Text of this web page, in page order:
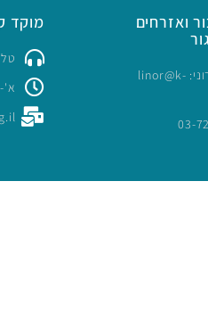
ואזרחים
כתובת דואר אלקטרוני: linor@k-
מוקד
טל: 072-
א'-ה'